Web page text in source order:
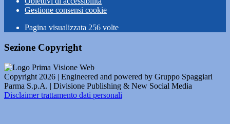
Gestione consensi cookie
Pagina visualizzata 256 volte
Sezione Copyright
Copyright 2026 | Engineered and powered by Gruppo Spaggiari
Parma S.p.A. | Divisione Publishing & New Social Media
Disclaimer trattamento dati personali